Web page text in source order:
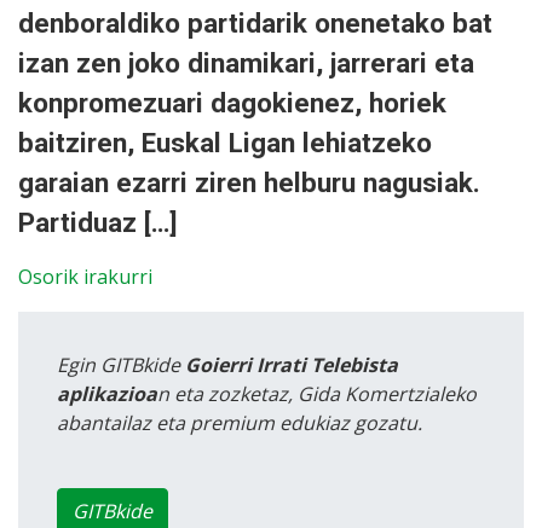
denboraldiko partidarik onenetako bat
izan zen joko dinamikari, jarrerari eta
konpromezuari dagokienez, horiek
baitziren, Euskal Ligan lehiatzeko
garaian ezarri ziren helburu nagusiak.
Partiduaz […]
Osorik irakurri
Egin GITBkide Goierri Irrati Telebista
aplikazioan eta zozketaz, Gida Komertzialeko
abantailaz eta premium edukiaz gozatu.
GITBkide